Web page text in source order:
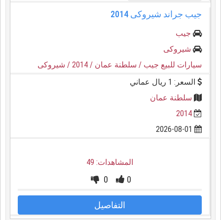
جيب جراند شيروكى 2014
جيب
شيروكى
سيارات للبيع جيب / سلطنة عمان / 2014
/ شيروكى
السعر: 1 ريال عماني
سلطنة عمان
2014
المشاهدات: 49
0
0
التفاصيل